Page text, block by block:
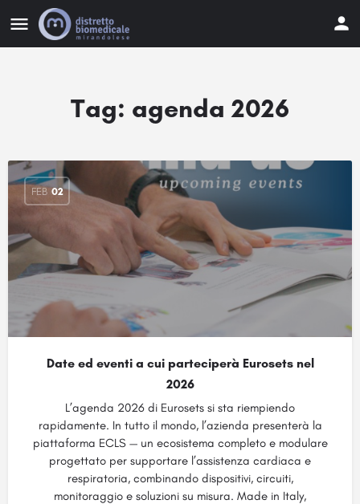
Tag: agenda 2026
FEB 02
Date ed eventi a cui parteciperà Eurosets nel
2026
L’agenda 2026 di Eurosets si sta riempiendo
rapidamente. In tutto il mondo, l’azienda presenterà la
piattaforma ECLS — un ecosistema completo e modulare
progettato per supportare l’assistenza cardiaca e
respiratoria, combinando dispositivi, circuiti,
monitoraggio e soluzioni su misura. Made in Italy,